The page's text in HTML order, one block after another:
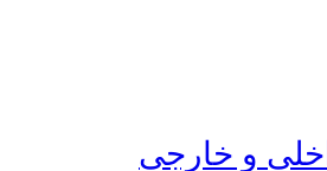
و خارجی